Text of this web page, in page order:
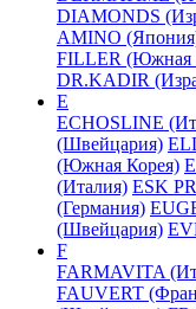
DIAMONDS
AMINO
FILLER (Южная
DR.KADIR
E
ECHOSLINE
(Швейцария)
(Южная Корея)
(Италия) ESK
(Германия)
(Швейцария)
F
FARMAVITA
FAUVERT